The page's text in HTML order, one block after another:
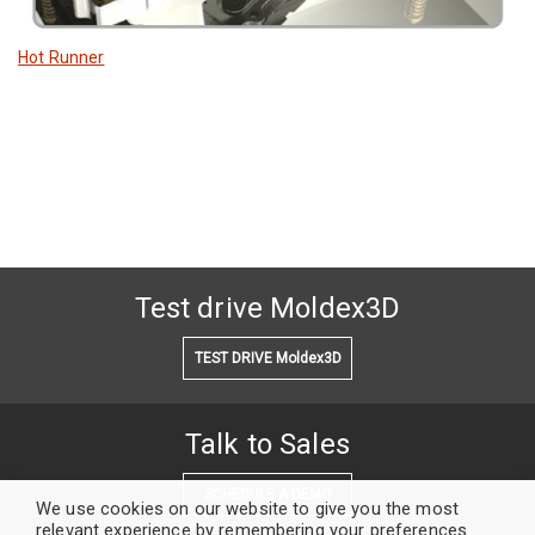
Hot Runner
Test drive Moldex3D
TEST DRIVE Moldex3D
Talk to Sales
We use cookies on our website to give you the most
relevant experience by remembering your preferences